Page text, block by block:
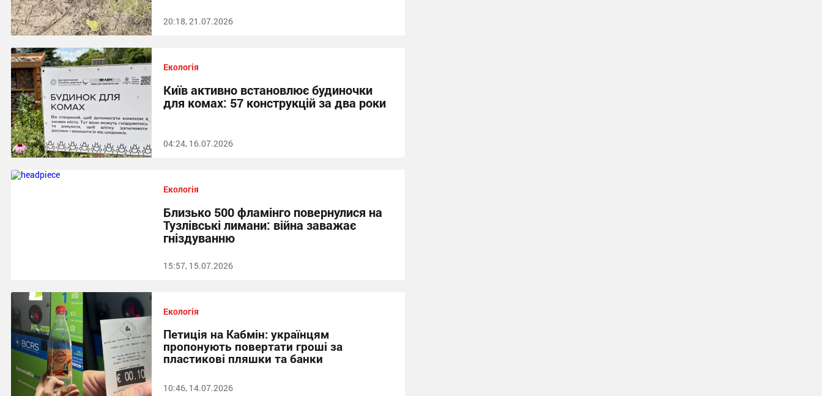
20:18, 21.07.2026
Екологія
Київ активно встановлює будиночки
для комах: 57 конструкцій за два роки
04:24, 16.07.2026
Екологія
Близько 500 фламінго повернулися на
Тузлівські лимани: війна заважає
гніздуванню
15:57, 15.07.2026
Екологія
Петиція на Кабмін: українцям
пропонують повертати гроші за
пластикові пляшки та банки
10:46, 14.07.2026